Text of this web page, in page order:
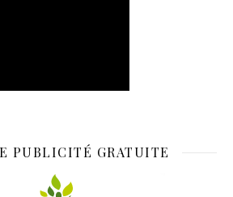
PUBLICITÉ GRATUITE